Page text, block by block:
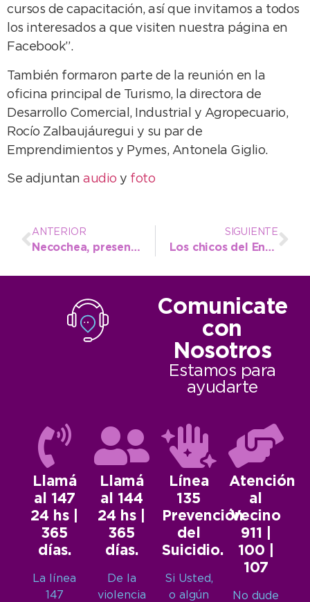
cursos de capacitación, así que invitamos a todos
los interesados a que visiten nuestra página en
Facebook”.
También formaron parte de la reunión en la
oficina principal de Turismo, la directora de
Desarrollo Comercial, Industrial y Agropecuario,
Rocío Zalbaujáuregui y su par de
Emprendimientos y Pymes, Antonela Giglio.
Se adjuntan audio y foto
ANTERIOR
Necochea, presente en el Congreso Nacional de Presupuesto Participativo Escobar 2022
SIGUIENTE
Los chicos del Envión fueron protagonistas de “Voces Adolescentes” en el Senado Bonaerense
Comunicate
con
Nosotros
Estamos para
ayudarte
Llamá
al 147
24 hs |
365
días.
La línea
147
Llamá
al 144
24 hs |
365
días.
De la
violencia
Línea
135
Prevención
del
Suicidio.
Si Usted,
o algún
Atención
al
Vecino
911 |
100 |
107
No dude